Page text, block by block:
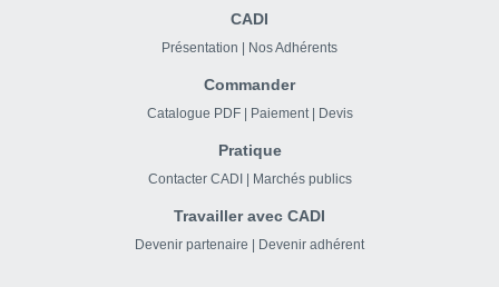
CADI
Présentation | Nos Adhérents
Commander
Catalogue PDF | Paiement | Devis
Pratique
Contacter CADI | Marchés publics
Travailler avec CADI
Devenir partenaire | Devenir adhérent